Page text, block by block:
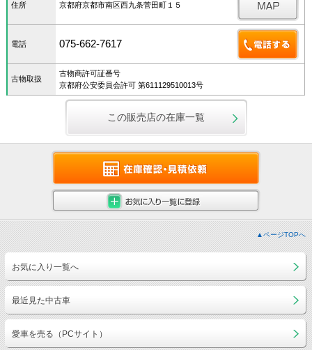
住所 京都府京都市南区西九条菅田町１５
電話 075-662-7617
古物取扱
古物商許可証番号
京都府公安委員会許可 第611129510013号
この販売店の在庫一覧
▲ページTOPへ
お気に入り一覧へ
最近見た中古車
愛車を売る（PCサイト）